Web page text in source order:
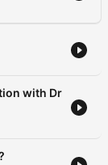
with Dr